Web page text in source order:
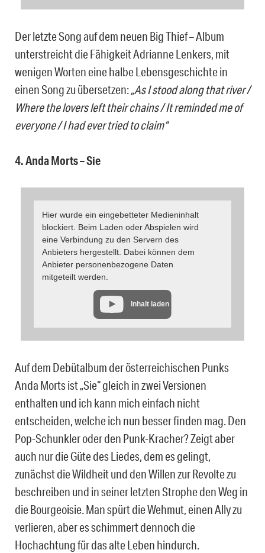
Der letzte Song auf dem neuen Big Thief – Album
unterstreicht die Fähigkeit Adrianne Lenkers, mit
wenigen Worten eine halbe Lebensgeschichte in
einen Song zu übersetzen:„As I stood along that river /
Where the lovers left their chains / It reminded me of
everyone / I had ever tried to claim“
4. Anda Morts – Sie
Hier wurde ein eingebetteter Medieninhalt
blockiert. Beim Laden oder Abspielen wird
eine Verbindung zu den Servern des
Anbieters hergestellt. Dabei können dem
Anbieter personenbezogene Daten
mitgeteilt werden.
Inhalt laden
Auf dem Debütalbum der österreichischen Punks
Anda Morts ist „Sie“ gleich in zwei Versionen
enthalten und ich kann mich einfach nicht
entscheiden, welche ich nun besser finden mag. Den
Pop-Schunkler oder den Punk-Kracher? Zeigt aber
auch nur die Güte des Liedes, dem es gelingt,
zunächst die Wildheit und den Willen zur Revolte zu
beschreiben und in seiner letzten Strophe den Weg in
die Bourgeoisie. Man spürt die Wehmut, einen Ally zu
verlieren, aber es schimmert dennoch die
Hochachtung für das alte Leben hindurch.